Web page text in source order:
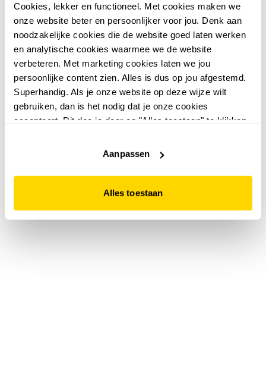
Cookies, lekker en functioneel. Met cookies maken we
onze website beter en persoonlijker voor jou. Denk aan
noodzakelijke cookies die de website goed laten werken
en analytische cookies waarmee we de website
verbeteren. Met marketing cookies laten we jou
persoonlijke content zien. Alles is dus op jou afgestemd.
Superhandig. Als je onze website op deze wijze wilt
gebruiken, dan is het nodig dat je onze cookies
accepteert. Dit doe je door op "Alles toestaan" te klikken.
website niet optimaal functioneert.
Aanpassen
Alles toestaan